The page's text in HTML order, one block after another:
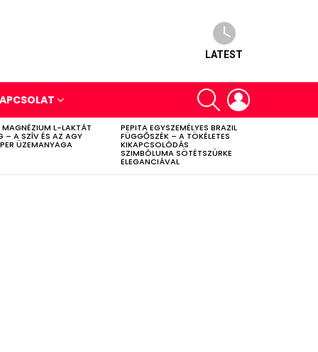
LATEST
SEARCH
MAGNÉZIUM L-LAKTÁT
– A SZÍV ÉS AZ AGY
ÜZEMANYAGA
PEPITA EGYSZEMÉLYES BRAZIL
FÜGGŐSZÉK – A TÖKÉLETES
KIKAPCSOLÓDÁS
SZIMBÓLUMA SÖTÉTSZÜRKE
ELEGANCIÁVAL